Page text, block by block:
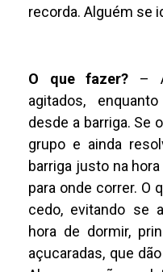
recorda. Alguém se
O que fazer?
–
agitados,
desde a barriga. Se
grupo e ainda
barriga justo na
para onde correr. O
cedo, evitando se
hora de dormir,
açucaradas, que